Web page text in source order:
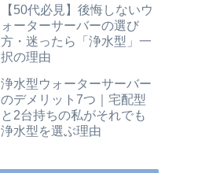
【50代必見】後悔しないウ
ォーターサーバーの選び
方・迷ったら「浄水型」一
択の理由
浄水型ウォーターサーバー
のデメリット7つ｜宅配型
と2台持ちの私がそれでも
浄水型を選ぶ理由